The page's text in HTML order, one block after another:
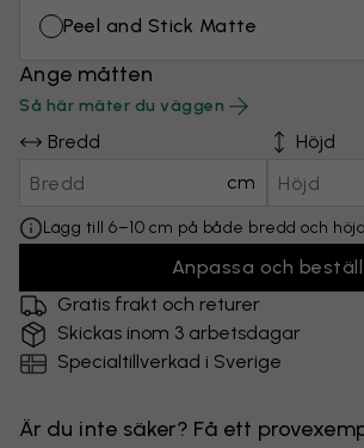
Peel and Stick Matte
Ange måtten
Så här mäter du väggen
Bredd
cm
Höjd
Lägg till 6–10 cm på både bredd och höjd
Anpassa och beställ
Gratis frakt och returer
Skickas inom 3 arbetsdagar
Specialtillverkad i Sverige
Är du inte säker? Få ett